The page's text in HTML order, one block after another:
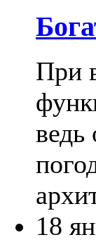
При
ведь
18